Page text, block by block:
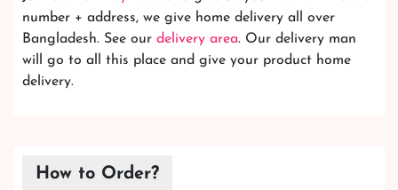
number + address, we give home delivery all over
Bangladesh. See our delivery area. Our delivery man
will go to all this place and give your product home
delivery.
How to Order?